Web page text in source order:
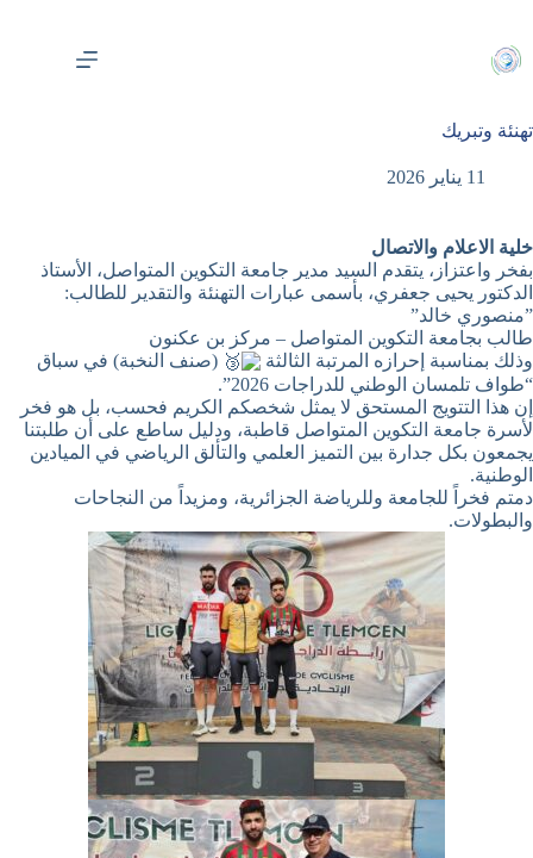
المحتوى
تهنئة وتبريك
11 يناير 2026
خلية الاعلام والاتصال
​بفخر واعتزاز، يتقدم السيد مدير جامعة التكوين المتواصل، الأستاذ
الدكتور يحيى جعفري، بأسمى عبارات التهنئة والتقدير للطالب:
​”منصوري خالد”
​طالب بجامعة التكوين المتواصل – مركز بن عكنون
​وذلك بمناسبة إحرازه المرتبة الثالثة
(صنف النخبة) في سباق
“طواف تلمسان الوطني للدراجات 2026”.
​إن هذا التتويج المستحق لا يمثل شخصكم الكريم فحسب، بل هو فخر
لأسرة جامعة التكوين المتواصل قاطبة، ودليل ساطع على أن طلبتنا
يجمعون بكل جدارة بين التميز العلمي والتألق الرياضي في الميادين
الوطنية.
​دمتم فخراً للجامعة وللرياضة الجزائرية، ومزيداً من النجاحات
والبطولات.